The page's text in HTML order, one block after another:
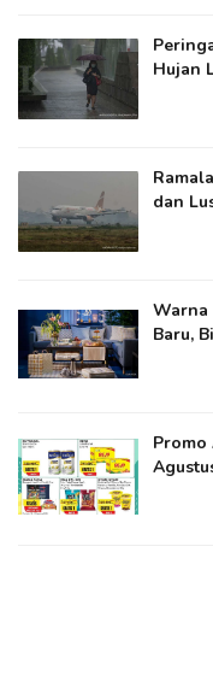
Hujan
dan
Warna
Baru,
Promo